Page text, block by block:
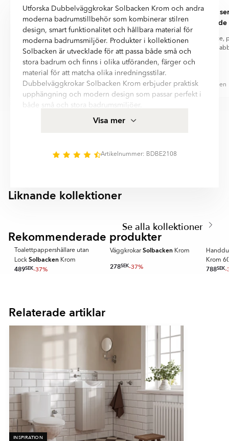
Bengt Nilsson
Jättenöjd
Jättenöjd, lite svår att sätta upp dock
Ingen beskrivning, så fick leka mc Gyver
ett par dar Bengt
Mattias Glamheden
Fantastiskt
bemötande
Fantastiskt
och
Utforska Dubbelväggkrokar Solbacken Krom och andra
moderna badrumstillbehör som kombinerar stilren
design, smart funktionalitet och hållbara material för
moderna badrumsmiljöer. Produkter i kollektionen
Solbacken är utvecklade för att passa både små och
stora badrum och finns i olika utföranden, färger och
material för att matcha olika inredningsstilar.
Dubbelväggkrokar Solbacken Krom erbjuder praktisk
upphängning och modern design som passar perfekt i
både små och stora badrumsmiljöer.
Med Väggmonterad montering och material som
organiserat och funktionellt badrum med fokus på
Visa mer
Artikelnummer: BDBE2108
Liknande kollektioner
CHARON
3
Se alla kollektioner
Rekommenderade produkter
SPARA MER
Toalettpappershållare utan
Lock Solbacken Krom
489SEK-37%
VäggkrokarSolbacken Krom
278SEK-37%
Krom
788SEK-
16
Relaterade artiklar
INSPIRATION